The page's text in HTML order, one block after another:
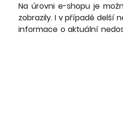
Na úrovni e-shopu je
zobrazily. I v případě delší
informace o aktuální